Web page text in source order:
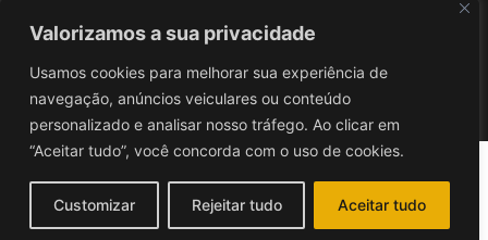
Valorizamos a sua privacidade
Usamos cookies para melhorar sua experiência de
navegação, anúncios veiculares ou conteúdo
personalizado e analisar nosso tráfego. Ao clicar em
“Aceitar tudo”, você concorda com o uso de cookies.
Customizar Rejeitar tudo Aceitar tudo
Barichello
Desenvolvido poriv3